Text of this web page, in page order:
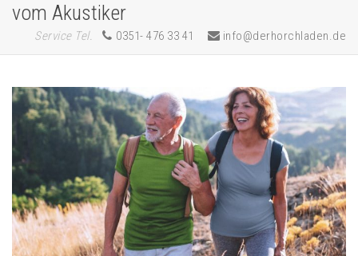
vom Akustiker
Service Tel. 0351- 476 33 41 info@derhorchladen.de